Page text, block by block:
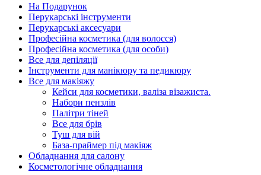
На Подарунок
Перукарські інструменти
Перукарські аксесуари
Професійна косметика (для волосся)
Професійна косметика (для особи)
Все для депіляції
Інструменти для манікюру та педикюру
Все для макіяжу
Кейси для косметики, валіза візажиста.
Набори пензлів
Палітри тіней
Все для брів
Туш для вій
База-праймер під макіяж
Обладнання для салону
Косметологічне обладнання